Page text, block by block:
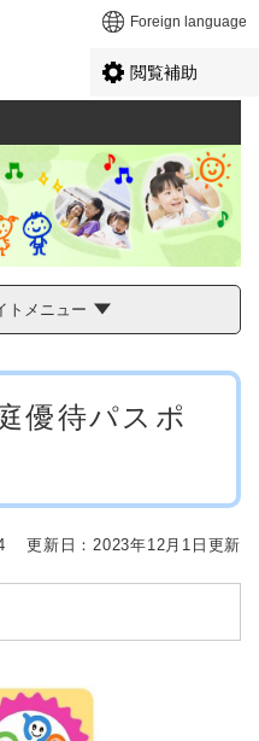
て本文へ Foreign language
閲覧補助
トメニュー
優待パスポ
更新日：2023年12月1日更新